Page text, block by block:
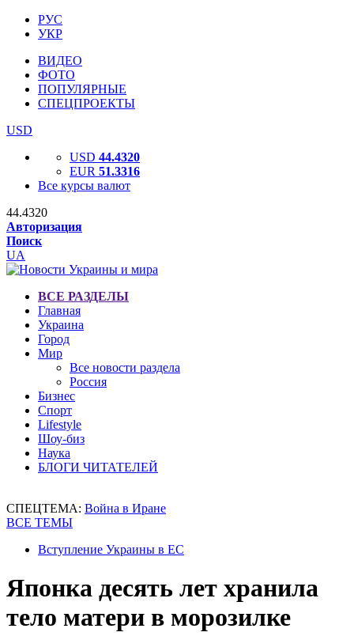
РУС
УКР
ВИДЕО
ФОТО
ПОПУЛЯРНЫЕ
СПЕЦПРОЕКТЫ
USD
USD 44.4320
EUR 51.3316
Все курсы валют
44.4320
Авторизация
Поиск
UA
ВСЕ РАЗДЕЛЫ
Главная
Украина
Город
Мир
Все новости раздела
Россия
Бизнес
Спорт
Lifestyle
Шоу-биз
Наука
БЛОГИ ЧИТАТЕЛЕЙ
СПЕЦТЕМА: Война в Иране
ВСЕ ТЕМЫ
Вступление Украины в ЕС
Японка десять лет хранила
тело матери в морозилке